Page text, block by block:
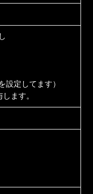
設定してます）
ます。